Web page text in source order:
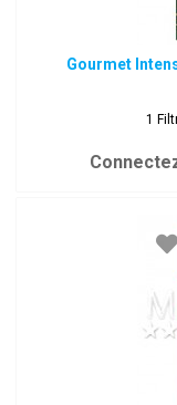
Gourmet
1